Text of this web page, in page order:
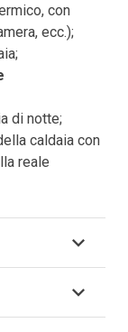
con
ecc.);
di notte;
caldaia con
reale